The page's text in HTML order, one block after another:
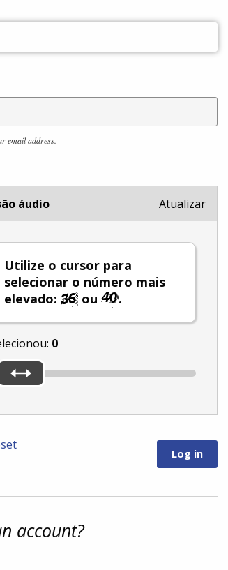
email address.
áudio
Utilize o cursor para
selecionar o número mais
elevado:
ou .
0
Atualizar
account?